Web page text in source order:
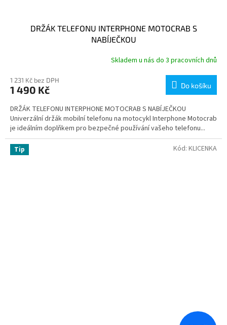
DRŽÁK TELEFONU INTERPHONE MOTOCRAB S
NABÍJEČKOU
Skladem u nás do 3 pracovních dnů
1 231 Kč bez DPH
1 490 Kč Do košíku
DRŽÁK TELEFONU INTERPHONE MOTOCRAB S NABÍJEČKOU
Univerzální držák mobilní telefonu na motocykl Interphone Motocrab
je ideálním doplňkem pro bezpečné používání vašeho telefonu...
Tip Kód: KLICENKA